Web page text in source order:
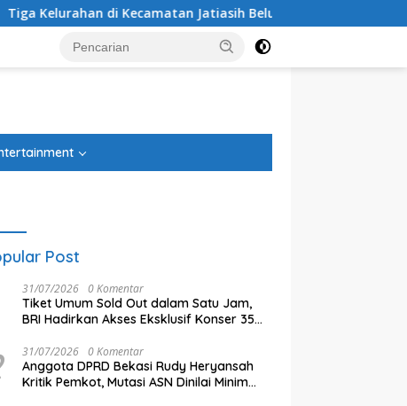
Jatiasih Belum Cairkan Dana RW Bekasi Keren Rp100 Juta
Post
31/07/2026 0 Komentar
Tiket Umum Sold Out dalam Satu Jam,
BRI Hadirkan Akses Eksklusif Konser 35
31/07/2026 0 Komentar
Anggota DPRD Bekasi Rudy Heryansah
Kritik Pemkot, Mutasi ASN Dinilai Minim